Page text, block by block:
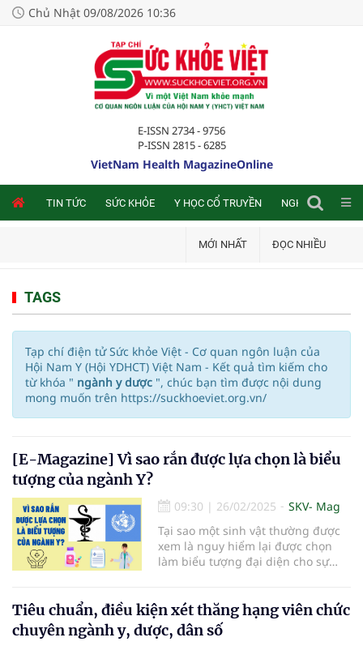
Chủ Nhật 09/08/2026 10:36
E-ISSN 2734 - 9756
P-ISSN 2815 - 6285
VietNam Health MagazineOnline
TIN TỨC SỨC KHỎE Y HỌC CỔ TRUYỀN NGHIÊN CỨU
MỚI NHẤT ĐỌC NHIỀU
TAGS
Tạp chí điện tử Sức khỏe Việt - Cơ quan ngôn luận của
Hội Nam Y (Hội YDHCT) Việt Nam - Kết quả tìm kiếm cho
từ khóa " ngành y dược ", chúc bạn tìm được nội dung
mong muốn trên https://suckhoeviet.org.vn/
[E-Magazine] Vì sao rắn được lựa chọn là biểu
tượng của ngành Y?
09:30 | 26/02/2025
SKV- Mag
Tại sao một sinh vật thường được
xem là nguy hiểm lại được chọn
làm biểu tượng đại diện cho sự
trong bài viết sau.
Tiêu chuẩn, điều kiện xét thăng hạng viên chức
chuyên ngành y, dược, dân số